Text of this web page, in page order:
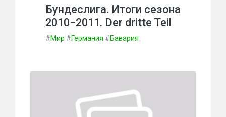
Бундеслига. Итоги сезона
2010−2011. Der dritte Teil
#Мир #Германия #Бавария